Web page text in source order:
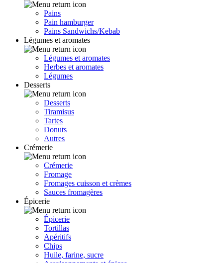
Pains
Pain hamburger
Pains Sandwichs/Kebab
Légumes et aromates
Légumes et aromates
Herbes et aromates
Légumes
Desserts
Desserts
Tiramisus
Tartes
Donuts
Autres
Crémerie
Crémerie
Fromage
Fromages cuisson et crèmes
Sauces fromagères
Épicerie
Épicerie
Tortillas
Apéritifs
Chips
Huile, farine, sucre